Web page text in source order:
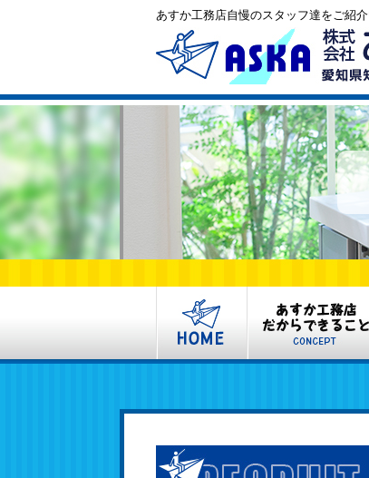
あすか工務店自慢のスタッフ達をご紹介